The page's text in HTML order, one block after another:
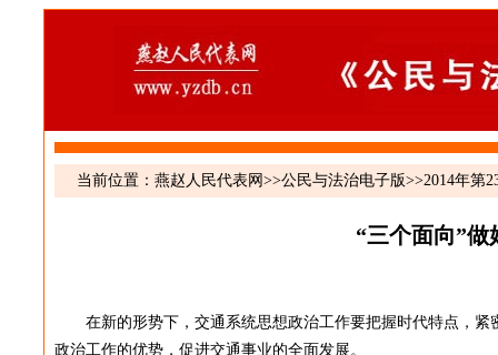
当前位置： 燕赵人民代表网 >>公民与法治电子版>>2014年第
“三个面向”
在新的形势下，交通系统思想政治工作要把握时代特点，
政治工作的优势，促进交通事业的全面发展。